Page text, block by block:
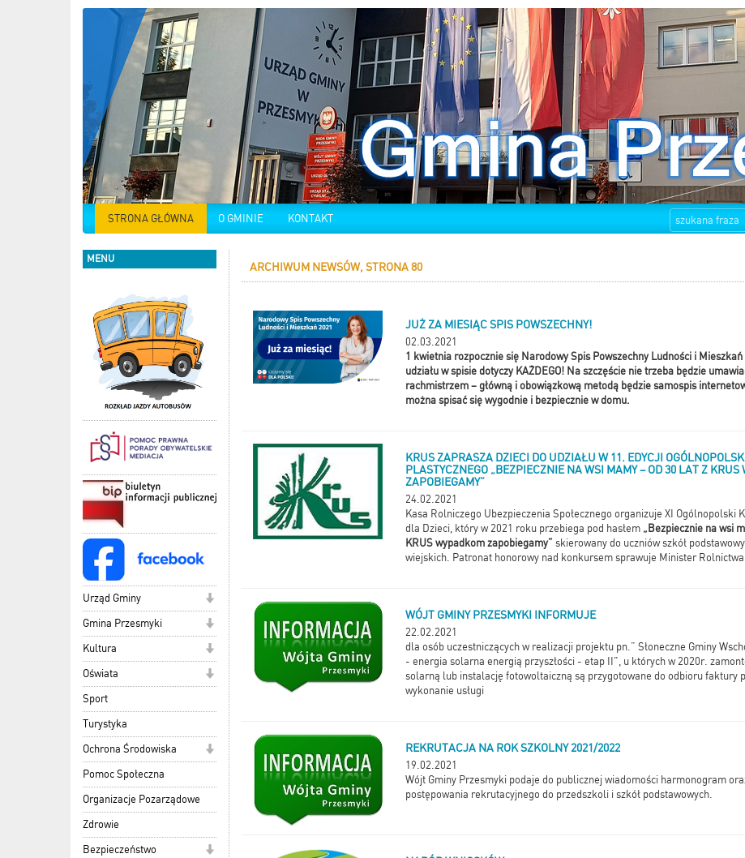
STRONA GŁÓWNA O GMINIE KONTAKT
MENU
Urząd Gminy
Gmina Przesmyki
Kultura
Oświata
Sport
Turystyka
Ochrona Środowiska
Pomoc Społeczna
Organizacje Pozarządowe
Zdrowie
Bezpieczeństwo
ARCHIWUM NEWSÓW, STRONA 80
JUŻ ZA MIESIĄC SPIS POWSZECHNY!
02.03.2021
1 kwietnia rozpocznie się Narodowy Spis Powszechny Ludności i
udziału w spisie dotyczy KAŻDEGO! Na szczęście nie trzeba będzie
rachmistrzem – główną i obowiązkową metodą będzie samospis
można spisać się wygodnie i bezpiecznie w domu.
KRUS ZAPRASZA DZIECI DO UDZIAŁU W 11. EDYCJI
PLASTYCZNEGO „BEZPIECZNIE NA WSI MAMY – OD 30 LAT Z KRUS
ZAPOBIEGAMY”
24.02.2021
Kasa Rolniczego Ubezpieczenia Społecznego organizuje XI Ogólnopolski
dla Dzieci, który w 2021 roku przebiega pod hasłem „Bezpiecznie na wsi
KRUS wypadkom zapobiegamy” skierowany do uczniów szkół
wiejskich. Patronat honorowy nad konkursem sprawuje Minister Rolnictwa
WÓJT GMINY PRZESMYKI INFORMUJE
22.02.2021
dla osób uczestniczących w realizacji projektu pn.” Słoneczne Gminy
- energia solarna energią przyszłości - etap II", u których w 2020r.
solarną lub instalację fotowoltaiczną są przygotowane do odbioru faktury
wykonanie usługi
REKRUTACJA NA ROK SZKOLNY 2021/2022
19.02.2021
Wójt Gminy Przesmyki podaje do publicznej wiadomości harmonogram
postępowania rekrutacyjnego do przedszkoli i szkół podstawowych.